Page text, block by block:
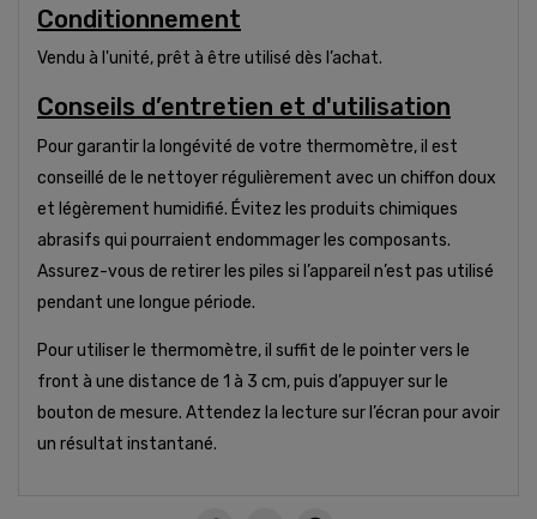
Conditionnement
Vendu à l'unité, prêt à être utilisé dès l’achat.
Conseils d’entretien et d'utilisation
Pour garantir la longévité de votre thermomètre, il est
conseillé de le nettoyer régulièrement avec un chiffon doux
et légèrement humidifié. Évitez les produits chimiques
abrasifs qui pourraient endommager les composants.
Assurez-vous de retirer les piles si l’appareil n’est pas utilisé
pendant une longue période.
Pour utiliser le thermomètre, il suffit de le pointer vers le
front à une distance de 1 à 3 cm, puis d’appuyer sur le
bouton de mesure. Attendez la lecture sur l’écran pour avoir
un résultat instantané.